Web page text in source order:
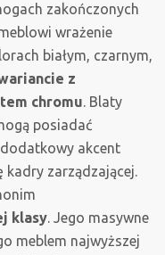
zakończonych
wrażenie
białym, czarnym,
z
chromu. Blaty
posiadać
akcent
zarządzającej.
klasy. Jego masywne
meblem najwyższej